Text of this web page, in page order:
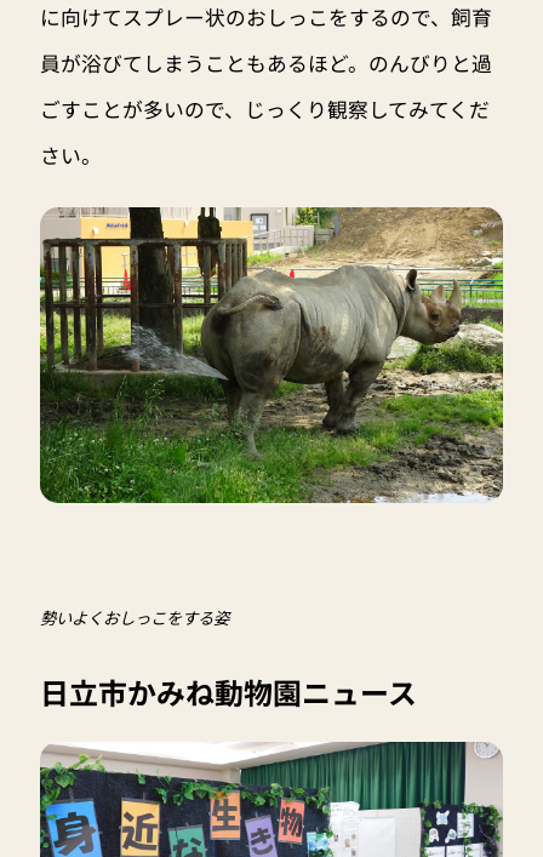
に向けてスプレー状のおしっこをするので、飼育
員が浴びてしまうこともあるほど。のんびりと過
ごすことが多いので、じっくり観察してみてくだ
さい。
勢いよくおしっこをする姿
日立市かみね動物園ニュース